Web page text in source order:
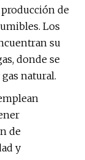
de
Los
su
donde se
natural.
de
y